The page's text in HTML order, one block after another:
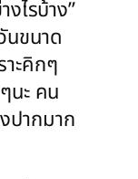
ไรบ้าง”
นขนาด
ะคิกๆ
นะ คน
ปากมาก